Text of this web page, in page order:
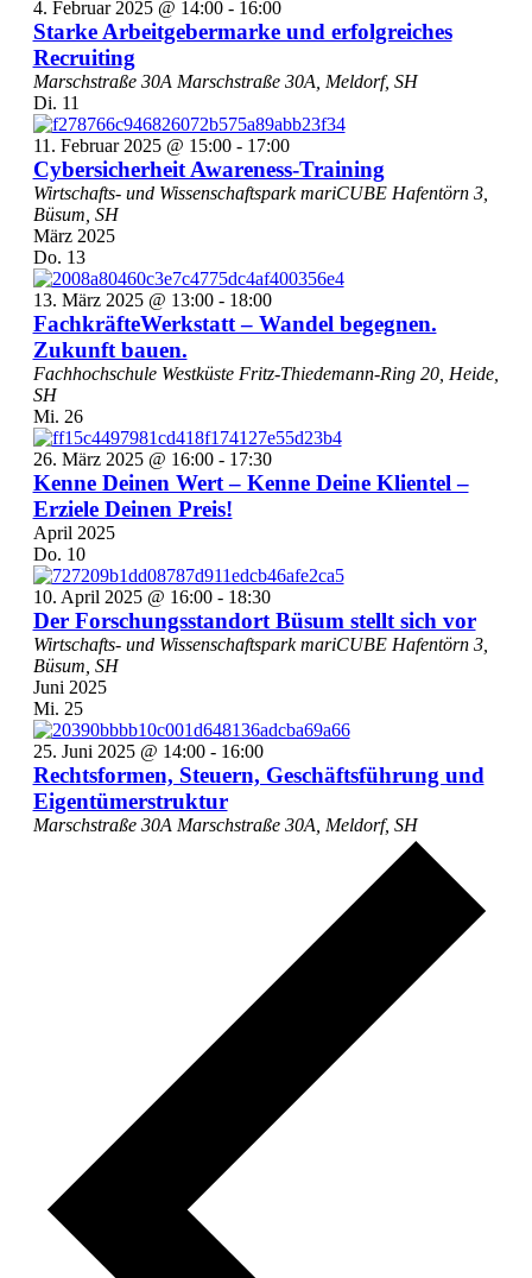
4. Februar 2025 @ 14:00- 16:00
Starke Arbeitgebermarke und erfolgreiches
Recruiting
Marschstraße 30A Marschstraße 30A, Meldorf, SH
Di. 11
11. Februar 2025 @ 15:00- 17:00
Cybersicherheit Awareness-Training
Wirtschafts- und Wissenschaftspark mariCUBE Hafentörn 3,
Büsum, SH
März 2025
Do. 13
13. März 2025 @ 13:00- 18:00
FachkräfteWerkstatt – Wandel begegnen.
Zukunft bauen.
Fachhochschule Westküste Fritz-Thiedemann-Ring 20, Heide,
SH
Mi. 26
26. März 2025 @ 16:00- 17:30
Kenne Deinen Wert – Kenne Deine Klientel –
Erziele Deinen Preis!
April 2025
Do. 10
10. April 2025 @ 16:00- 18:30
Der Forschungsstandort Büsum stellt sich vor
Wirtschafts- und Wissenschaftspark mariCUBE Hafentörn 3,
Büsum, SH
Juni 2025
Mi. 25
25. Juni 2025 @ 14:00- 16:00
Rechtsformen, Steuern, Geschäftsführung und
Eigentümerstruktur
Marschstraße 30A Marschstraße 30A, Meldorf, SH